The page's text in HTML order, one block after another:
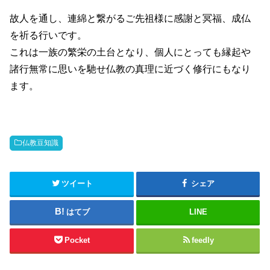
故人を通し、連綿と繋がるご先祖様に感謝と冥福、成仏
を祈る行いです。
これは一族の繁栄の土台となり、個人にとっても縁起や
諸行無常に思いを馳せ仏教の真理に近づく修行にもなり
ます。
仏教豆知識
ツイート シェア
はてブ LINE
Pocket feedly